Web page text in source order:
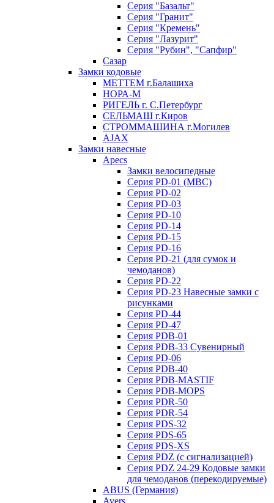
Серия "Базальт"
Серия "Гранит"
Серия "Кремень"
Серия "Лазурит"
Серия "Рубин", "Сапфир"
Сазар
Замки кодовые
МЕТТЕМ г.Балашиха
НОРА-М
РИГЕЛЬ г. С.Петербург
СЕЛЬМАШ г.Киров
СТРОММАШИНА г.Могилев
AJAX
Замки навесные
Apecs
Замки велосипедные
Серия PD-01 (МВС)
Серия PD-02
Серия PD-03
Серия PD-10
Серия PD-14
Серия PD-15
Серия PD-16
Серия PD-21 (для сумок и
чемоданов)
Серия PD-22
Серия PD-23 Навесные замки с
рисунками
Серия PD-44
Серия PD-47
Серия PDB-01
Серия PDB-33 Сувенирный
Серия PD-06
Серия PDB-40
Серия PDB-MASTIF
Серия PDB-MOPS
Серия PDR-50
Серия PDR-54
Серия PDS-32
Серия PDS-65
Серия PDS-XS
Серия PDZ (с сигнализацией)
Серия PDZ 24-29 Кодовые замки
для чемоданов (перекодируемые)
ABUS (Германия)
Avers